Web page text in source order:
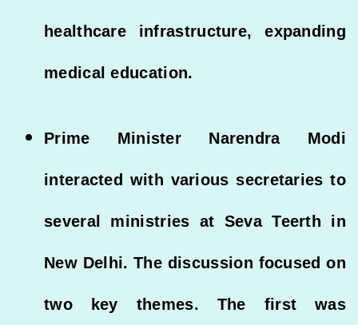
healthcare infrastructure, expanding
medical education.
Prime Minister Narendra Modi
interacted with various secretaries to
several ministries at Seva Teerth in
New Delhi. The discussion focused on
two key themes. The first was